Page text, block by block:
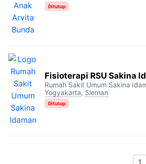
Ditutup
Fisioterapi RSU Sakina
Rumah Sakit Umum Sakina
Yogyakarta, Sleman
Ditutup
1